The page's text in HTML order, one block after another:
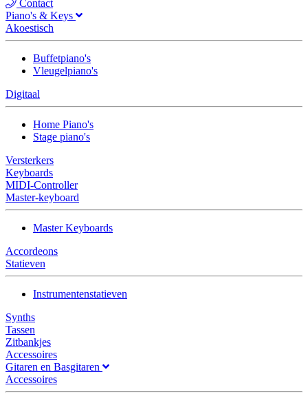
Contact
Piano's & Keys
Akoestisch
Buffetpiano's
Vleugelpiano's
Digitaal
Home Piano's
Stage piano's
Versterkers
Keyboards
MIDI-Controller
Master-keyboard
Master Keyboards
Accordeons
Statieven
Instrumentenstatieven
Synths
Tassen
Zitbankjes
Accessoires
Gitaren en Basgitaren
Accessoires